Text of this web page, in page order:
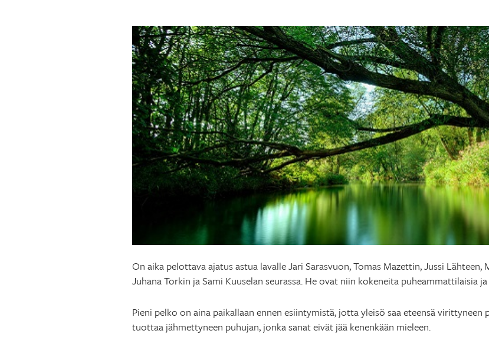
On aika pelottava ajatus astua lavalle Jari Sarasvuon, Tomas Mazettin, Jussi Lähteen,
Juhana Torkin ja Sami Kuuselan seurassa. He ovat niin kokeneita puheammattilaisia
Pieni pelko on aina paikallaan ennen esiintymistä, jotta yleisö saa eteensä virittyneen
tuottaa jähmettyneen puhujan, jonka sanat eivät jää kenenkään mieleen.